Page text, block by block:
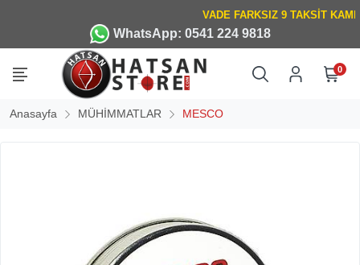
WhatsApp: 0541 224 9818
0
Anasayfa MÜHİMMATLAR MESCO